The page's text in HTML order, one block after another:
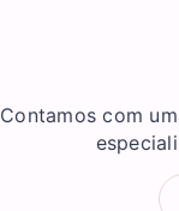
Contamos com